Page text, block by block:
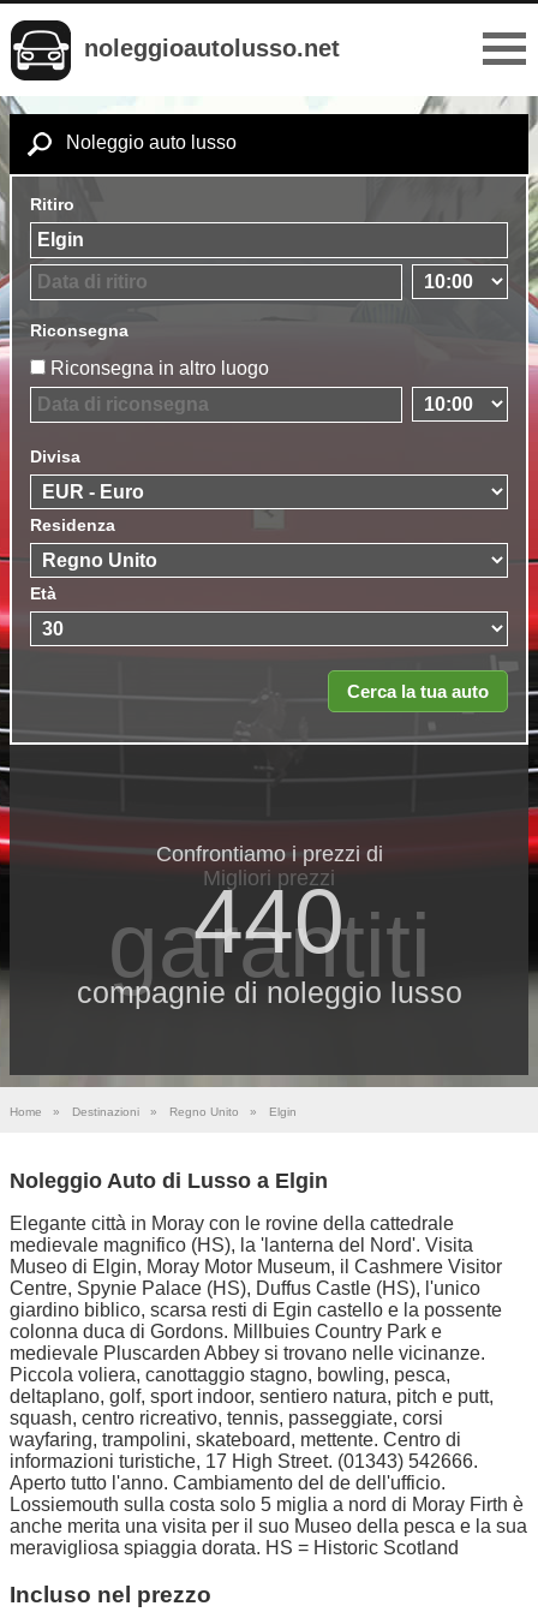
noleggioautolusso.net
Noleggio auto lusso
Ritiro
Riconsegna
Riconsegna in altro luogo
Divisa
Residenza
Età
Confrontiamo i prezzi di
440
compagnie di noleggio lusso
Migliori prezzi
garantiti
Home » Destinazioni » Regno Unito » Elgin
Noleggio Auto di Lusso a Elgin
Elegante città in Moray con le rovine della cattedrale
medievale magnifico (HS), la 'lanterna del Nord'. Visita
Museo di Elgin, Moray Motor Museum, il Cashmere Visitor
Centre, Spynie Palace (HS), Duffus Castle (HS), l'unico
giardino biblico, scarsa resti di Egin castello e la possente
colonna duca di Gordons. Millbuies Country Park e
medievale Pluscarden Abbey si trovano nelle vicinanze.
Piccola voliera, canottaggio stagno, bowling, pesca,
deltaplano, golf, sport indoor, sentiero natura, pitch e putt,
squash, centro ricreativo, tennis, passeggiate, corsi
wayfaring, trampolini, skateboard, mettente. Centro di
informazioni turistiche, 17 High Street. (01343) 542666.
Aperto tutto l'anno. Cambiamento del de dell'ufficio.
Lossiemouth sulla costa solo 5 miglia a nord di Moray Firth è
anche merita una visita per il suo Museo della pesca e la sua
meravigliosa spiaggia dorata. HS = Historic Scotland
Incluso nel prezzo